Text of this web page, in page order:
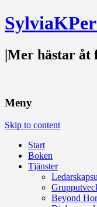
|Mer hästar åt
Meny
Skip to content
Start
Boken
Tjänster
Beyond